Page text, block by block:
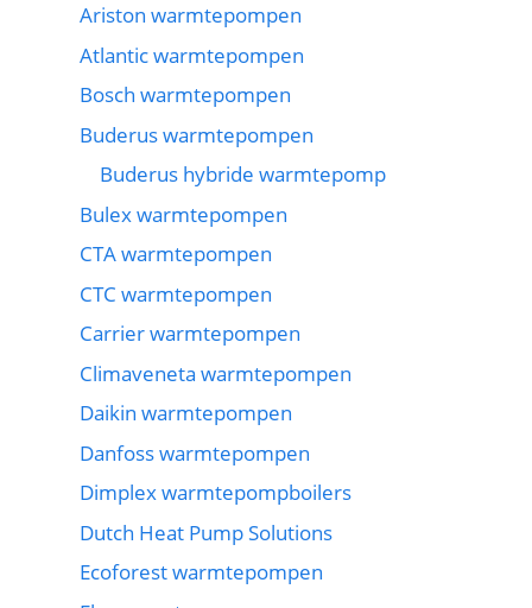
Ariston warmtepompen
Atlantic warmtepompen
Bosch warmtepompen
Buderus warmtepompen
Buderus hybride warmtepomp
Bulex warmtepompen
CTA warmtepompen
CTC warmtepompen
Carrier warmtepompen
Climaveneta warmtepompen
Daikin warmtepompen
Danfoss warmtepompen
Dimplex warmtepompboilers
Dutch Heat Pump Solutions
Ecoforest warmtepompen